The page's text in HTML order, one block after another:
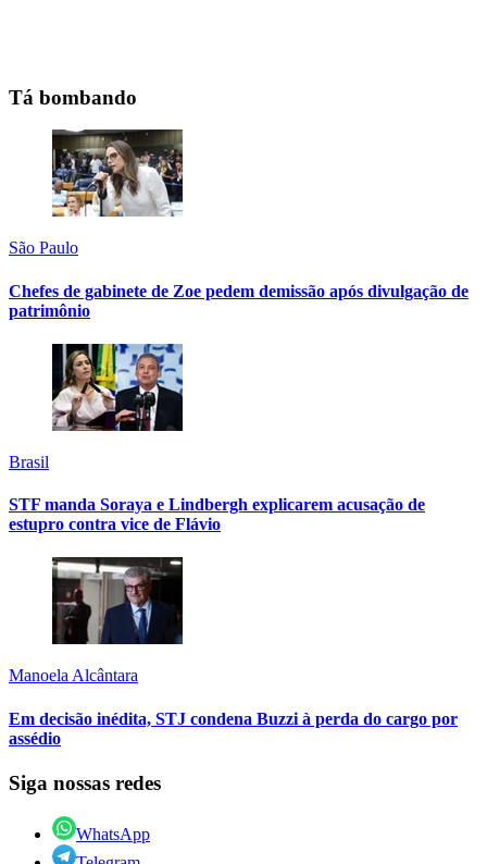
Tá bombando
São Paulo
Chefes de gabinete de Zoe pedem demissão após divulgação de
patrimônio
Brasil
STF manda Soraya e Lindbergh explicarem acusação de
estupro contra vice de Flávio
Manoela Alcântara
Em decisão inédita, STJ condena Buzzi à perda do cargo por
assédio
Siga nossas redes
WhatsApp